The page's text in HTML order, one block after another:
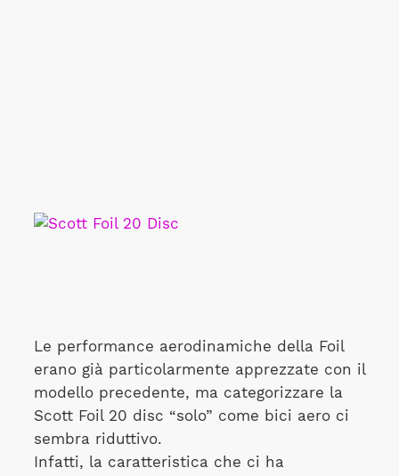
Le performance aerodinamiche della Foil
erano già particolarmente apprezzate con il
modello precedente, ma categorizzare la
Scott Foil 20 disc “solo” come bici aero ci
sembra riduttivo.
Infatti, la caratteristica che ci ha